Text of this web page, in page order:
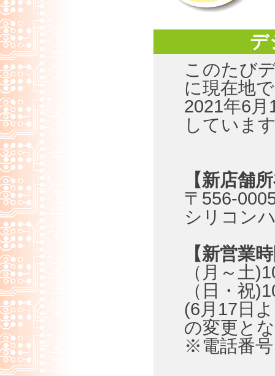
デ
このたび
に現在地
2021年6
していま
【新店舗
〒556-
シリコン
【新営業
（月～土
（日・祝
(6月17日
の変更と
※電話番号